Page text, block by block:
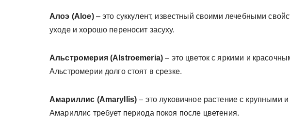
Алоэ (Aloe)– это суккулент, известный своими лечебными
уходе и хорошо переносит засуху.
Альстромерия (Alstroemeria) – это цветок с яркими и
Альстромерии долго стоят в срезке.
Амариллис (Amaryllis) – это луковичное растение с крупными
Амариллис требует периода покоя после цветения.